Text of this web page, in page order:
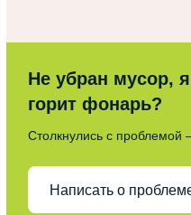
Не убран мусор,
горит фонарь?
Столкнулись с
Написать о